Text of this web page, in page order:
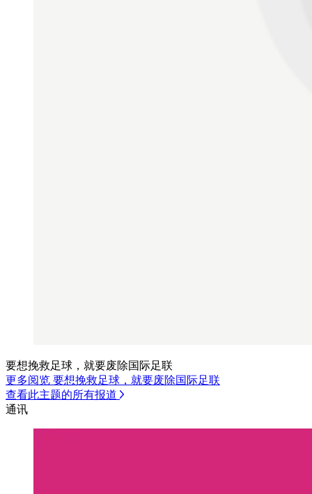
要想挽救足球，就要废除国际足联
更多阅览 要想挽救足球，就要废除国际足联
查看此主题的所有报道
通讯